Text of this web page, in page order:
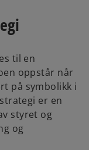
til en
oppstår når
på symbolikk i
er en
styret og
og